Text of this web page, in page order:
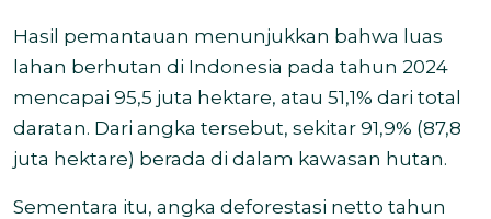
Hasil pemantauan menunjukkan bahwa luas
lahan berhutan di Indonesia pada tahun 2024
mencapai 95,5 juta hektare, atau 51,1% dari total
daratan. Dari angka tersebut, sekitar 91,9% (87,8
juta hektare) berada di dalam kawasan hutan.
Sementara itu, angka deforestasi netto tahun